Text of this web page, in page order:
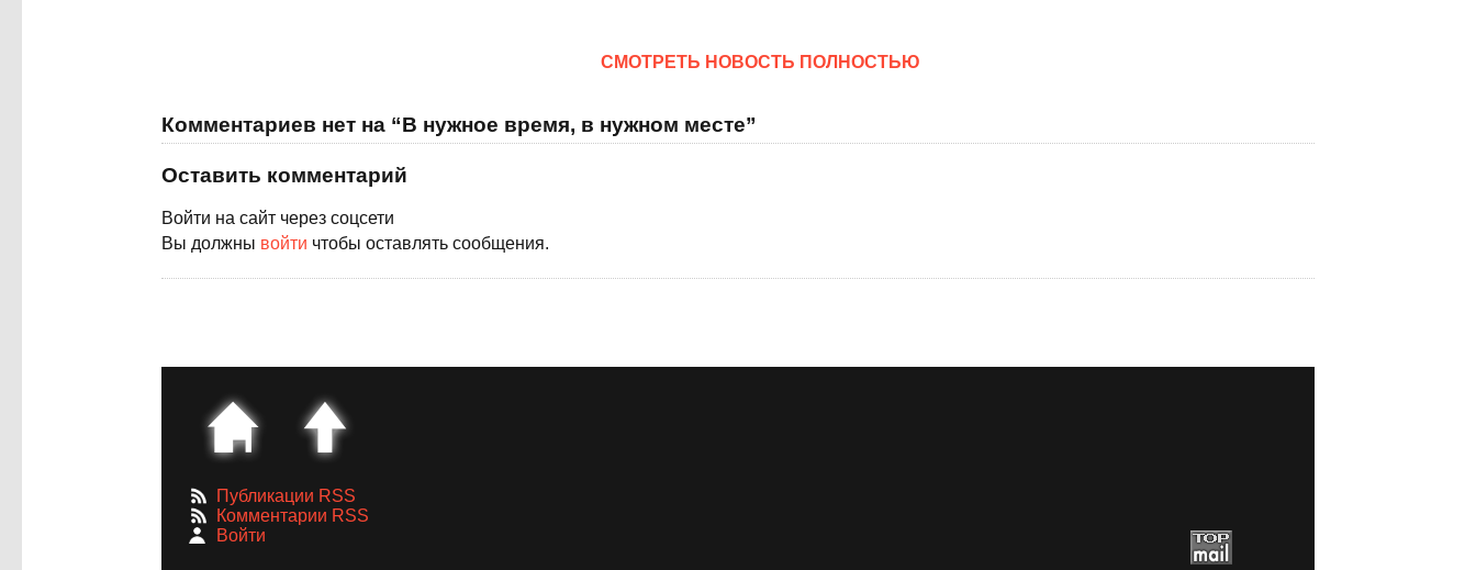
CМОТРЕТЬ НОВОСТЬ ПОЛНОСТЬЮ
Комментариев нет на “В нужное время, в нужном месте”
Оставить комментарий
Войти на сайт через соцсети
Вы должны войти чтобы оставлять сообщения.
Публикации RSS
Комментарии RSS
Войти